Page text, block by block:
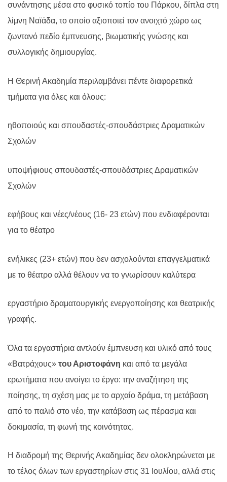
συνάντησης μέσα στο φυσικό τοπίο του Πάρκου, δίπλα στη
λίμνη Ναϊάδα, το οποίο αξιοποιεί τον ανοιχτό χώρο ως
ζωντανό πεδίο έμπνευσης, βιωματικής γνώσης και
συλλογικής δημιουργίας.
Η Θερινή Ακαδημία περιλαμβάνει πέντε διαφορετικά
τμήματα για όλες και όλους:
ηθοποιούς και σπουδαστές-σπουδάστριες Δραματικών
Σχολών
υποψήφιους σπουδαστές-σπουδάστριες Δραματικών
Σχολών
εφήβους και νέες/νέους (16- 23 ετών) που ενδιαφέρονται
για το θέατρο
ενήλικες (23+ ετών) που δεν ασχολούνται επαγγελματικά
με το θέατρο αλλά θέλουν να το γνωρίσουν καλύτερα
εργαστήριο δραματουργικής ενεργοποίησης και θεατρικής
γραφής.
Όλα τα εργαστήρια αντλούν έμπνευση και υλικό από τους
«Βατράχους» του Αριστοφάνη και από τα μεγάλα
ερωτήματα που ανοίγει το έργο: την αναζήτηση της
ποίησης, τη σχέση μας με το αρχαίο δράμα, τη μετάβαση
από το παλιό στο νέο, την κατάβαση ως πέρασμα και
δοκιμασία, τη φωνή της κοινότητας.
Η διαδρομή της Θερινής Ακαδημίας δεν ολοκληρώνεται με
το τέλος όλων των εργαστηρίων στις 31 Ιουλίου, αλλά στις